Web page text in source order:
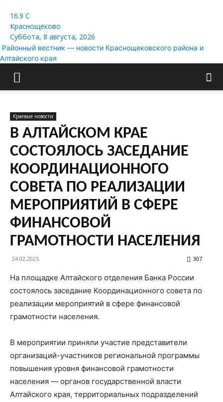
16.9 C
Краснощёково
Суббота, 8 августа, 2026
Районный вестник — новости Краснощековского района и
Алтайского края
Краевые новости
В АЛТАЙСКОМ КРАЕ
СОСТОЯЛОСЬ ЗАСЕДАНИЕ
КООРДИНАЦИОННОГО
СОВЕТА ПО РЕАЛИЗАЦИИ
МЕРОПРИЯТИЙ В СФЕРЕ
ФИНАНСОВОЙ
ГРАМОТНОСТИ НАСЕЛЕНИЯ
24.02.2025 307
На площадке Алтайского отделения Банка России
состоялось заседание Координационного совета по
реализации мероприятий в сфере финансовой
грамотности населения.
В мероприятии приняли участие представители
организаций-участников региональной программы
повышения уровня финансовой грамотности
населения — органов государственной власти
Алтайского края, территориальных подразделений